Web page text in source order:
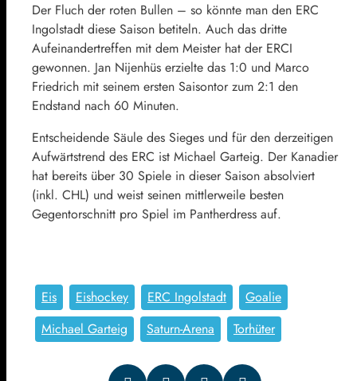
Der Fluch der roten Bullen – so könnte man den ERC
Ingolstadt diese Saison betiteln. Auch das dritte
Aufeinandertreffen mit dem Meister hat der ERCI
gewonnen. Jan Nijenhüs erzielte das 1:0 und Marco
Friedrich mit seinem ersten Saisontor zum 2:1 den
Endstand nach 60 Minuten.
Entscheidende Säule des Sieges und für den derzeitigen
Aufwärtstrend des ERC ist Michael Garteig. Der Kanadier
hat bereits über 30 Spiele in dieser Saison absolviert
(inkl. CHL) und weist seinen mittlerweile besten
Gegentorschnitt pro Spiel im Pantherdress auf.
Eis Eishockey ERC Ingolstadt
Goalie
Michael Garteig
Saturn-Arena Torhüter